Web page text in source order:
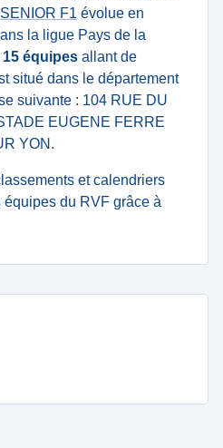
F1 évolue en
la ligue Pays de la
15 équipes allant de
situé dans le département
suivante : 104 RUE DU
EUGENE FERRE
YON.
et calendriers
du RVF grâce à